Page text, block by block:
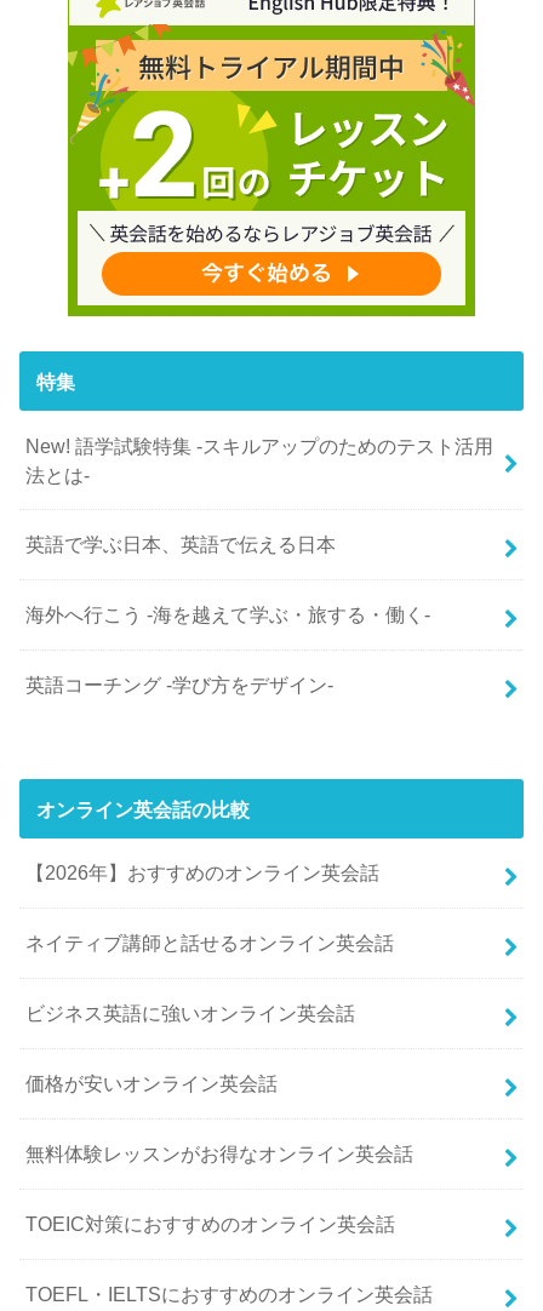
特集
New! 語学試験特集 -スキルアップのためのテスト活用
法とは-
英語で学ぶ日本、英語で伝える日本
海外へ行こう -海を越えて学ぶ・旅する・働く-
英語コーチング -学び方をデザイン-
オンライン英会話の比較
【2026年】おすすめのオンライン英会話
ネイティブ講師と話せるオンライン英会話
ビジネス英語に強いオンライン英会話
価格が安いオンライン英会話
無料体験レッスンがお得なオンライン英会話
TOEIC対策におすすめのオンライン英会話
TOEFL・IELTSにおすすめのオンライン英会話